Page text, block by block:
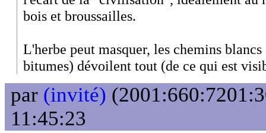
bois et broussailles.
L'herbe peut masquer, les chemins
bitumes) dévoilent tout (de ce qui est
par (invité)
11:45:23